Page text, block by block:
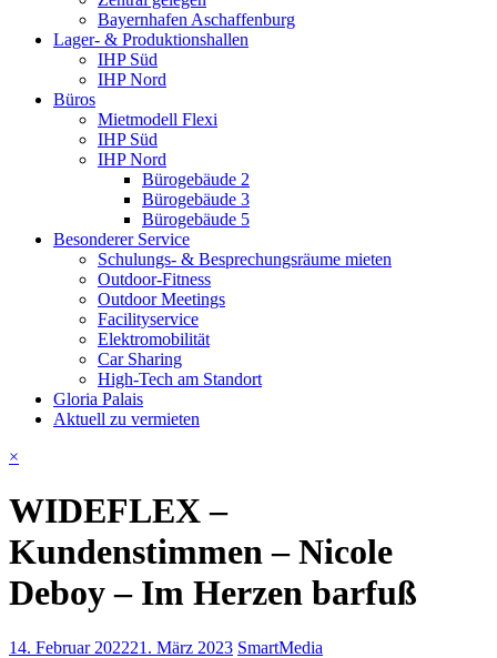
Bayernhafen Aschaffenburg
Lager- & Produktionshallen
IHP Süd
IHP Nord
Büros
Mietmodell Flexi
IHP Süd
IHP Nord
Bürogebäude 2
Bürogebäude 3
Bürogebäude 5
Besonderer Service
Schulungs- & Besprechungsräume mieten
Outdoor-Fitness
Outdoor Meetings
Facilityservice
Elektromobilität
Car Sharing
High-Tech am Standort
Gloria Palais
Aktuell zu vermieten
×
WIDEFLEX –
Kundenstimmen – Nicole
Deboy – Im Herzen barfuß
14. Februar 202221. März 2023 SmartMedia